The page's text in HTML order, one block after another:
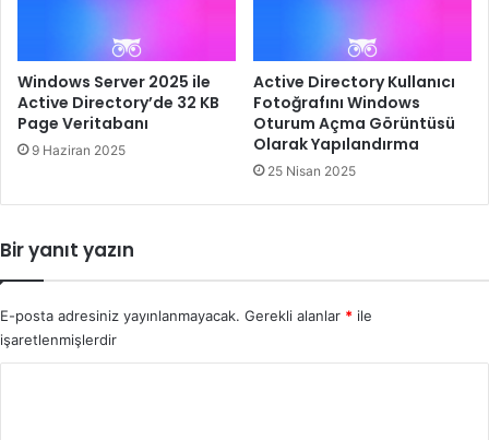
Windows Server 2025 ile
Active Directory’de 32 KB
Page Veritabanı
9 Haziran 2025
Active Directory Kullanıcı
Fotoğrafını Windows
Oturum Açma Görüntüsü
Olarak Yapılandırma
25 Nisan 2025
Bir yanıt yazın
E-posta adresiniz yayınlanmayacak. Gerekli alanlar * ile
işaretlenmişlerdir